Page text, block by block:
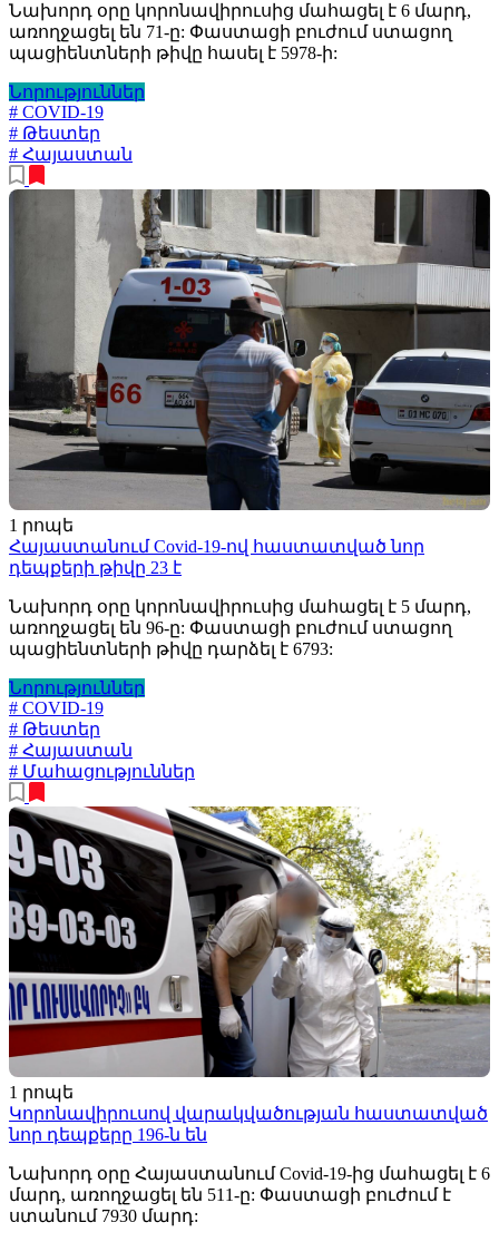
Նախորդ օրը կորոնավիրուսից մահացել է 6 մարդ,
առողջացել են 71-ը: Փաստացի բուժում ստացող
պացիենտների թիվը հասել է 5978-ի:
Նորություններ
# COVID-19
# Թեստեր
# Հայաստան
1 րոպե
Հայաստանում Covid-19-ով հաստատված նոր
դեպքերի թիվը 23 է
Նախորդ օրը կորոնավիրուսից մահացել է 5 մարդ,
առողջացել են 96-ը: Փաստացի բուժում ստացող
պացիենտների թիվը դարձել է 6793:
Նորություններ
# COVID-19
# Թեստեր
# Հայաստան
# Մահացություններ
1 րոպե
Կորոնավիրուսով վարակվածության հաստատված
նոր դեպքերը 196-ն են
Նախորդ օրը Հայաստանում Covid-19-ից մահացել է 6
մարդ, առողջացել են 511-ը: Փաստացի բուժում է
ստանում 7930 մարդ: